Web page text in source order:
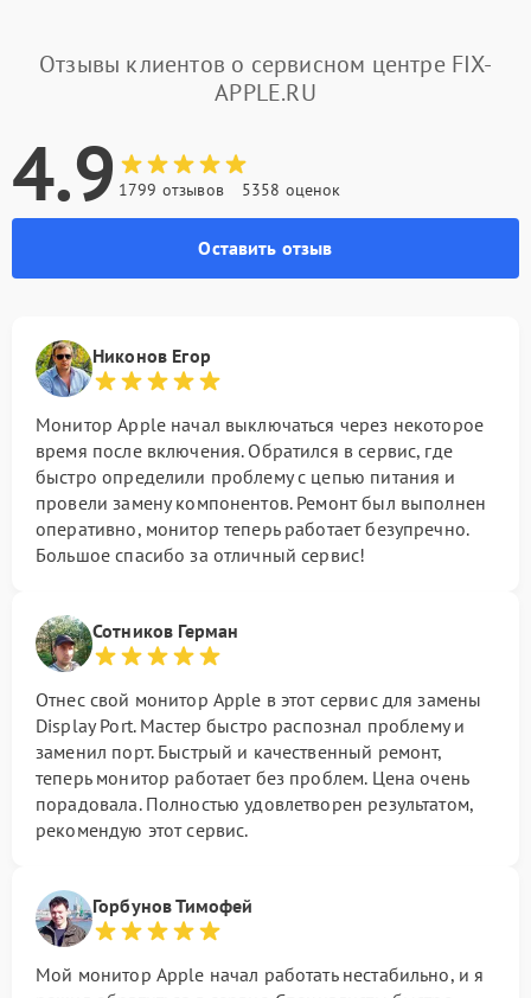
Отзывы клиентов о сервисном центре FIX-
APPLE.RU
4.9 1799 отзывов 5358 оценок
Оставить отзыв
Никонов Егор
Монитор Apple начал выключаться через некоторое
время после включения. Обратился в сервис, где
быстро определили проблему с цепью питания и
провели замену компонентов. Ремонт был выполнен
оперативно, монитор теперь работает безупречно.
Большое спасибо за отличный сервис!
Сотников Герман
Отнес свой монитор Apple в этот сервис для замены
Display Port. Мастер быстро распознал проблему и
заменил порт. Быстрый и качественный ремонт,
теперь монитор работает без проблем. Цена очень
порадовала. Полностью удовлетворен результатом,
рекомендую этот сервис.
Горбунов Тимофей
Мой монитор Apple начал работать нестабильно, и я